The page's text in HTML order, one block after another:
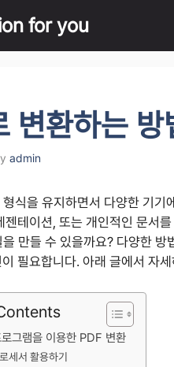
for you
변환하는 방
admin
식을 유지하면서 다양한 기기
젠테이션, 또는 개인적인 문서
만들 수 있을까요? 다양한
필요합니다. 아래 글에서 자
그램을 이용한 PDF 변환
세서 활용하기